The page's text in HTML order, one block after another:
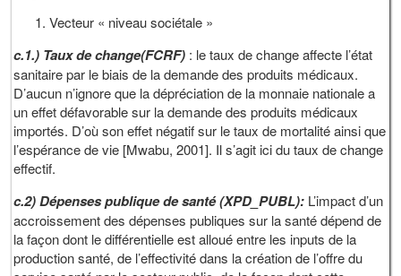
Vecteur « niveau sociétale »
c.1.) Taux de change(FCRF) : le taux de change affecte l’état
sanitaire par le biais de la demande des produits médicaux.
D’aucun n’ignore que la dépréciation de la monnaie nationale a
un effet défavorable sur la demande des produits médicaux
importés. D’où son effet négatif sur le taux de mortalité ainsi que
l’espérance de vie [Mwabu, 2001]. Il s’agit ici du taux de change
effectif.
c.2) Dépenses publique de santé (XPD_PUBL): L’impact d’un
accroissement des dépenses publiques sur la santé dépend de
la façon dont le différentielle est alloué entre les inputs de la
production santé, de l’effectivité dans la création de l’offre du